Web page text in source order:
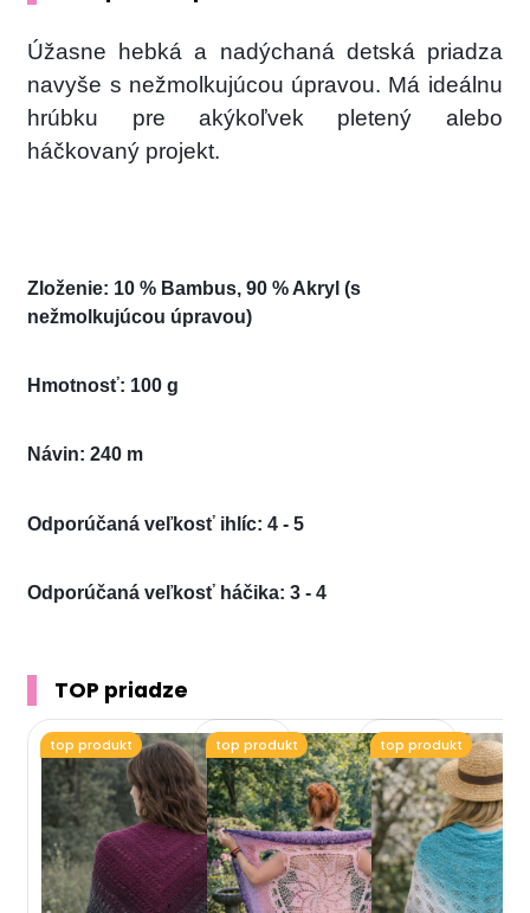
Úžasne hebká a nadýchaná detská priadza
navyše s nežmolkujúcou úpravou. Má ideálnu
hrúbku pre akýkoľvek pletený alebo
háčkovaný projekt.
Zloženie: 10 % Bambus, 90 % Akryl (s
nežmolkujúcou úpravou)
Hmotnosť: 100 g
Návin: 240 m
Odporúčaná veľkosť ihlíc: 4 - 5
Odporúčaná veľkosť háčika: 3 - 4
TOP priadze
top produkt top produkt top produkt